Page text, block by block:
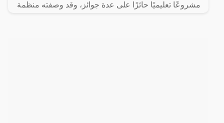
مشروعًا تعليميًا حائزًا على عدة جوائز، وقد وصفته منظمة